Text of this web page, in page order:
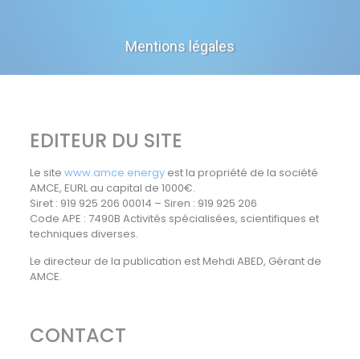
Mentions légales
EDITEUR DU SITE
Le site www.amce.energyest la propriété de la société
AMCE, EURL au capital de 1000€.
Siret : 919 925 206 00014 – Siren : 919 925 206
Code APE : 7490B Activités spécialisées, scientifiques et
techniques diverses.
Le directeur de la publication est Mehdi ABED, Gérant de
AMCE.
CONTACT